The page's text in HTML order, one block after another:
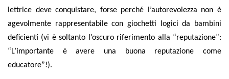
lettrice deve conquistare, forse perché l’autorevolezza non è
agevolmente rappresentabile con giochetti logici da bambini
deficienti (vi è soltanto l’oscuro riferimento alla “reputazione”:
“L’importante è avere una buona reputazione come
educatore”!).